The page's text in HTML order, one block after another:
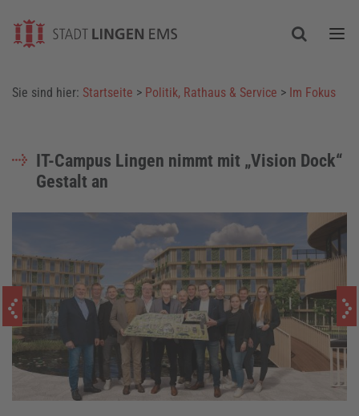
Sie sind hier: Startseite > Politik, Rathaus & Service > Im Fokus
IT-Campus Lingen nimmt mit „Vision Dock“
Gestalt an